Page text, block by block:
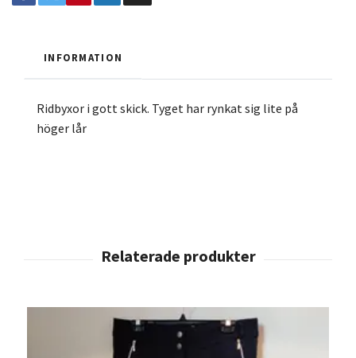
INFORMATION
Ridbyxor i gott skick. Tyget har rynkat sig lite på
höger lår